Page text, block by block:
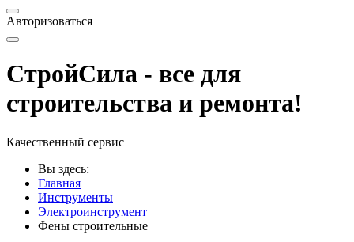
Авторизоваться
СтройСила - все для
строительства и ремонта!
Качественный сервис
Вы здесь:
Главная
Инструменты
Электроинструмент
Фены строительные